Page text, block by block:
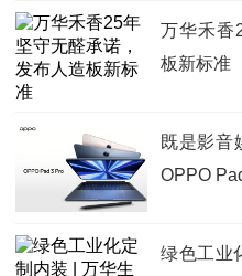
万华禾香
板新标准
既是影音
OPPO
绿色工业